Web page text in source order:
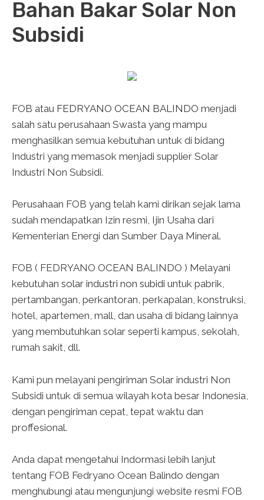
Bahan Bakar Solar Non
Subsidi
FOB atau FEDRYANO OCEAN BALINDO menjadi
salah satu perusahaan Swasta yang mampu
menghasilkan semua kebutuhan untuk di bidang
Industri yang memasok menjadi supplier Solar
Industri Non Subsidi.
Perusahaan FOB yang telah kami dirikan sejak lama
sudah mendapatkan Izin resmi, Ijin Usaha dari
Kementerian Energi dan Sumber Daya Mineral.
FOB ( FEDRYANO OCEAN BALINDO ) Melayani
kebutuhan solar industri non subidi untuk pabrik,
pertambangan, perkantoran, perkapalan, konstruksi,
hotel, apartemen, mall, dan usaha di bidang lainnya
yang membutuhkan solar seperti kampus, sekolah,
rumah sakit, dll.
Kami pun melayani pengiriman Solar industri Non
Subsidi untuk di semua wilayah kota besar Indonesia,
dengan pengiriman cepat, tepat waktu dan
proffesional.
Anda dapat mengetahui Indormasi lebih lanjut
tentang FOB Fedryano Ocean Balindo dengan
menghubungi atau mengunjungi website resmi FOB